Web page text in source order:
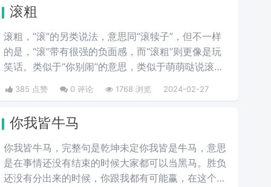
滚粗
滚粗，“滚”的另类说法，意思同“滚犊子”，但不一样
的是，“滚”带有很强的负面感，而“滚粗”则更像是玩
笑话。类似于“你别闹”的意思，类似于萌萌哒说滚粗
385 点赞 0 评论 1768 浏览 2024-02-27
你我皆牛马
你我皆牛马，完整句是乾坤未定你我皆是牛马，意思
是在事情还没有结束的时候大家都可以当黑马。胜负
还没有分出来的时候，你跟我都有可能赢，在这个生